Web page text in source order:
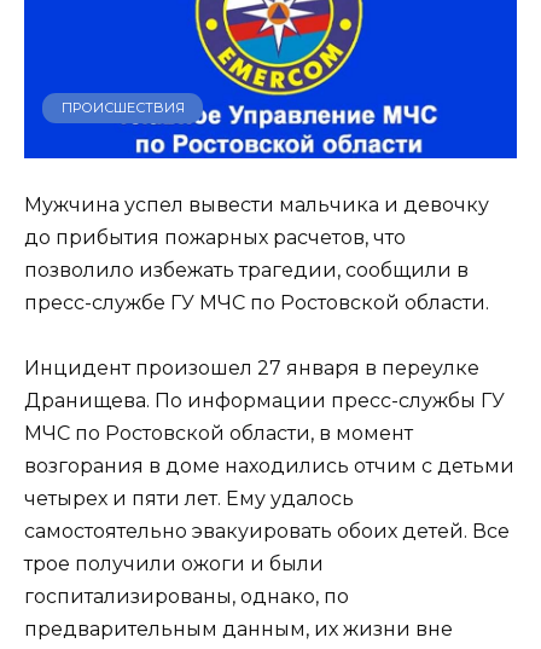
ПРОИСШЕСТВИЯ
Мужчина успел вывести мальчика и девочку
до прибытия пожарных расчетов, что
позволило избежать трагедии, сообщили в
пресс-службе ГУ МЧС по Ростовской области.
Инцидент произошел 27 января в переулке
Дранищева. По информации пресс-службы ГУ
МЧС по Ростовской области, в момент
возгорания в доме находились отчим с детьми
четырех и пяти лет. Ему удалось
самостоятельно эвакуировать обоих детей. Все
трое получили ожоги и были
госпитализированы, однако, по
предварительным данным, их жизни вне